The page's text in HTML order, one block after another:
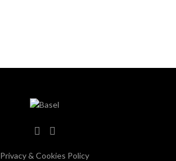
Privacy & Cookies Policy